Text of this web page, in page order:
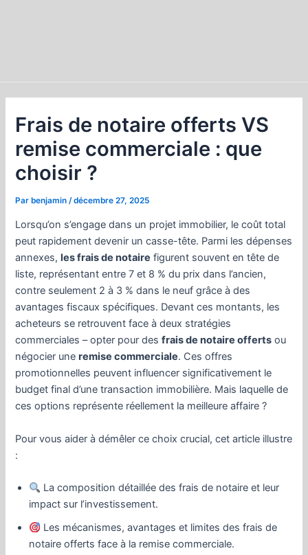
Frais de notaire offerts VS
remise commerciale : que
choisir ?
Par benjamin/décembre 27, 2025
Lorsqu’on s’engage dans un projet immobilier, le coût total
peut rapidement devenir un casse-tête. Parmi les dépenses
annexes, les frais de notaire figurent souvent en tête de
liste, représentant entre 7 et 8 % du prix dans l’ancien,
contre seulement 2 à 3 % dans le neuf grâce à des
avantages fiscaux spécifiques. Devant ces montants, les
acheteurs se retrouvent face à deux stratégies
commerciales – opter pour desfrais de notaire offerts ou
négocier uneremise commerciale. Ces offres
promotionnelles peuvent influencer significativement le
budget final d’une transaction immobilière. Mais laquelle de
ces options représente réellement la meilleure affaire ?
Pour vous aider à démêler ce choix crucial, cet article illustre
:
La composition détaillée des frais de notaire et leur
impact sur l’investissement.
Les mécanismes, avantages et limites des frais de
notaire offerts face à la remise commerciale.